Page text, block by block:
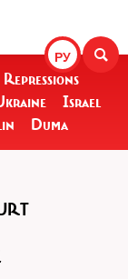
РУ
Repressions
Israel
Duma